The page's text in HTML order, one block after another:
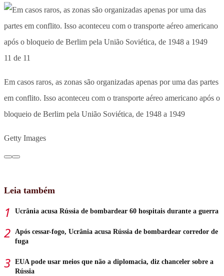
11 de 11
Em casos raros, as zonas são organizadas apenas por uma das partes
em conflito. Isso aconteceu com o transporte aéreo americano após o
bloqueio de Berlim pela União Soviética, de 1948 a 1949
Getty Images
Leia também
Ucrânia acusa Rússia de bombardear 60 hospitais durante a guerra
Após cessar-fogo, Ucrânia acusa Rússia de bombardear corredor de
fuga
EUA pode usar meios que não a diplomacia, diz chanceler sobre a
Rússia